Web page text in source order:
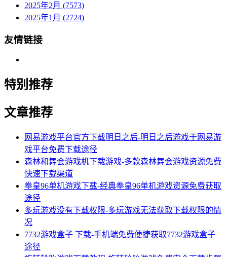
2025年2月 (7573)
2025年1月 (2724)
友情链接
特别推荐
文章推荐
网易游戏平台官方下载明日之后-明日之后游戏于网易游
戏平台免费下载途径
森林和舞会游戏机下载游戏-多款森林舞会游戏资源免费
快速下载渠道
拳皇96单机游戏下载-经典拳皇96单机游戏资源免费获取
途径
多玩游戏没有下载权限-多玩游戏无法获取下载权限的情
况
7732游戏盒子 下载-手机端免费便捷获取7732游戏盒子
途径